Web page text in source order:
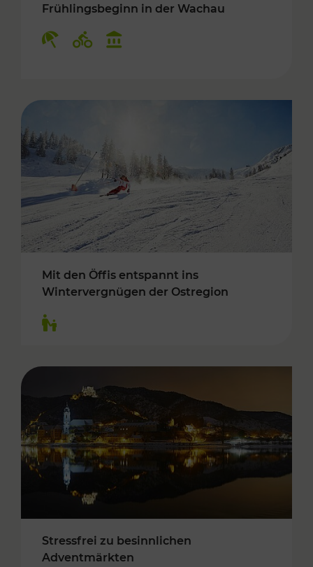
Frühlingsbeginn in der Wachau
Mit den Öffis entspannt ins
Wintervergnügen der Ostregion
Stressfrei zu besinnlichen
Adventmärkten